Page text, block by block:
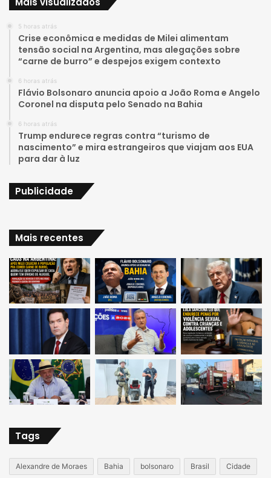
b
g
a
5 horas atrás
Crise econômica e medidas de Milei alimentam
tensão social na Argentina, mas alegações sobre
“carne de burro” e despejos exigem contexto
6 horas atrás
Flávio Bolsonaro anuncia apoio a João Roma e Angelo
Coronel na disputa pelo Senado na Bahia
6 horas atrás
Trump endurece regras contra “turismo de
nascimento” e mira estrangeiros que viajam aos EUA
para dar à luz
Publicidade
Mais recentes
Tags
Alexandre de Moraes Bahia bolsonaro Brasil Cidade